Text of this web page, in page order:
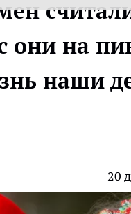
на
наши
20